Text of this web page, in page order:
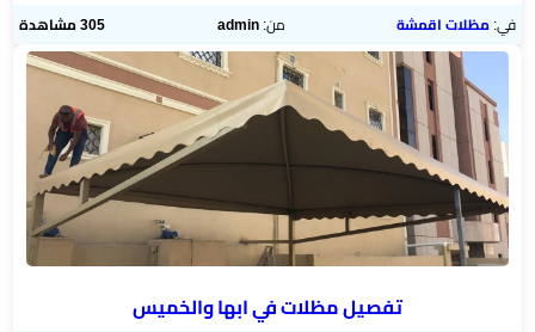
في:مظلات اقمشة من:admin 305 مشاهدة
تفصيل مظلات في ابها والخميس